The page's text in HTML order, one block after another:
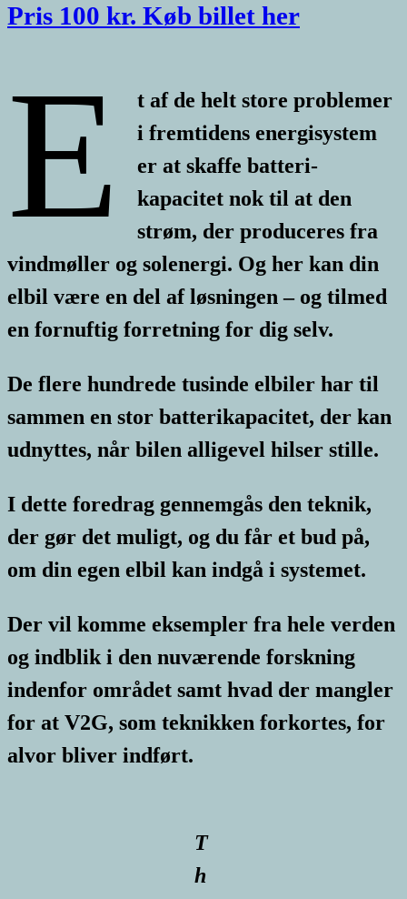
Pris 100 kr. Køb billet her
E
t af de helt store problemer
i fremtidens energisystem
er at skaffe batteri-
kapacitet nok til at den
strøm, der produceres fra
vindmøller og solenergi. Og her kan din
elbil være en del af løsningen – og tilmed
en fornuftig forretning for dig selv.
De flere hundrede tusinde elbiler har til
sammen en stor batterikapacitet, der kan
udnyttes, når bilen alligevel hilser stille.
I dette foredrag gennemgås den teknik,
der gør det muligt, og du får et bud på,
om din egen elbil kan indgå i systemet.
Der vil komme eksempler fra hele verden
og indblik i den nuværende forskning
indenfor området samt hvad der mangler
for at V2G, som teknikken forkortes, for
alvor bliver indført.
T
h